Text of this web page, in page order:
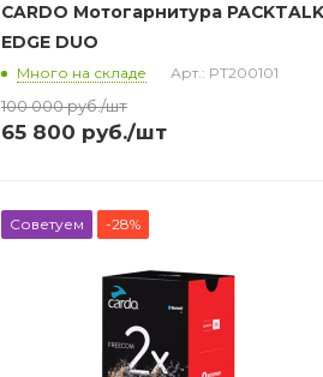
CARDO Мотогарнитура PACKTALK
EDGE DUO
Много на складе Арт.: PT200101
100 000руб./шт
65 800 руб./шт
Советуем -28%